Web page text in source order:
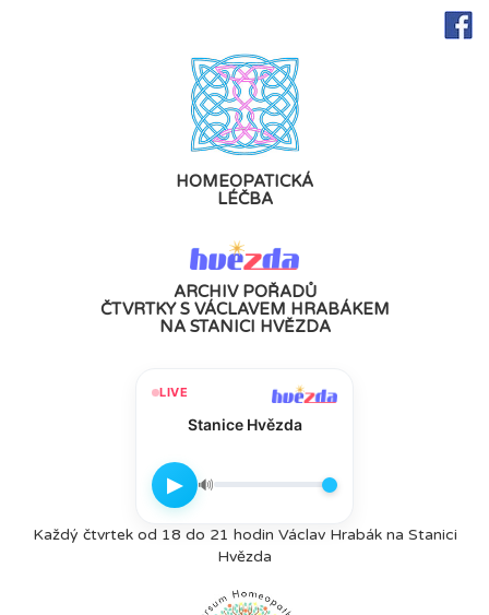
HOMEOPATICKÁ
LÉČBA
ARCHIV POŘADŮ
ČTVRTKY S VÁCLAVEM HRABÁKEM
NA STANICI HVĚZDA
LIVE
Stanice Hvězda
▶ 🔊
Každý čtvrtek od 18 do 21 hodin Václav Hrabák na Stanici
Hvězda